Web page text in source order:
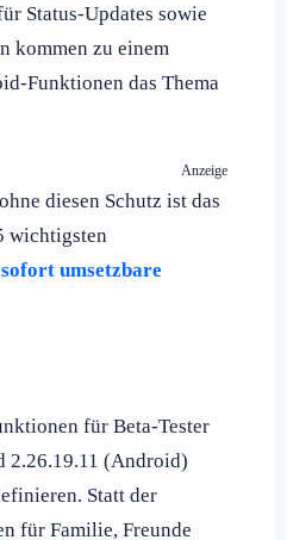
Status-Updates sowie
kommen zu einem
Funktionen das Thema
Anzeige
diesen Schutz ist das
wichtigsten
umsetzbare
für Beta-Tester
2.26.19.11 (Android)
Statt der
für Familie, Freunde